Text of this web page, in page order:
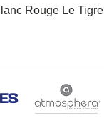
Rouge Le Tigre